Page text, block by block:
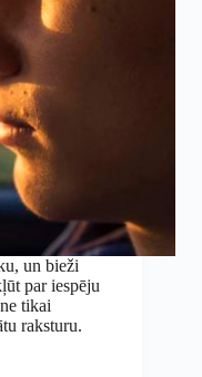
un bieži
par iespēju
tikai
raksturu.